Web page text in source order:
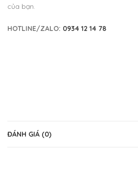
của bạn.
HOTLINE/ZALO: 0934 12 14 78
ĐÁNH GIÁ (0)